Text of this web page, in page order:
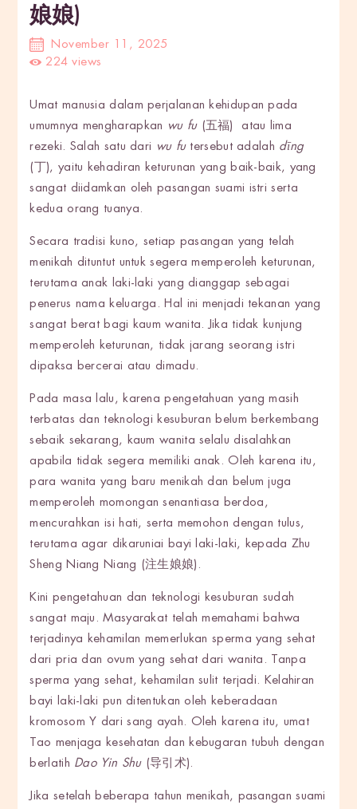
娘娘)
November 11, 2025
224 views
Umat manusia dalam perjalanan kehidupan pada
umumnya mengharapkan wu fu(五福) atau lima
rezeki. Salah satu dari wu futersebut adalah dīng
(丁), yaitu kehadiran keturunan yang baik-baik, yang
sangat diidamkan oleh pasangan suami istri serta
kedua orang tuanya.
Secara tradisi kuno, setiap pasangan yang telah
menikah dituntut untuk segera memperoleh keturunan,
terutama anak laki-laki yang dianggap sebagai
penerus nama keluarga. Hal ini menjadi tekanan yang
sangat berat bagi kaum wanita. Jika tidak kunjung
memperoleh keturunan, tidak jarang seorang istri
dipaksa bercerai atau dimadu.
Pada masa lalu, karena pengetahuan yang masih
terbatas dan teknologi kesuburan belum berkembang
sebaik sekarang, kaum wanita selalu disalahkan
apabila tidak segera memiliki anak. Oleh karena itu,
para wanita yang baru menikah dan belum juga
memperoleh momongan senantiasa berdoa,
mencurahkan isi hati, serta memohon dengan tulus,
terutama agar dikaruniai bayi laki-laki, kepada Zhu
Sheng Niang Niang (注生娘娘).
Kini pengetahuan dan teknologi kesuburan sudah
sangat maju. Masyarakat telah memahami bahwa
terjadinya kehamilan memerlukan sperma yang sehat
dari pria dan ovum yang sehat dari wanita. Tanpa
sperma yang sehat, kehamilan sulit terjadi. Kelahiran
bayi laki-laki pun ditentukan oleh keberadaan
kromosom Y dari sang ayah. Oleh karena itu, umat
Tao menjaga kesehatan dan kebugaran tubuh dengan
berlatih Dao Yin Shu (导引术).
Jika setelah beberapa tahun menikah, pasangan suami